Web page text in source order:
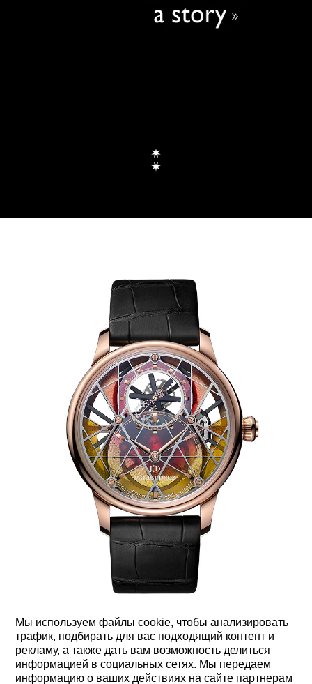
Мы используем файлы cookie, чтобы анализировать
трафик, подбирать для вас подходящий контент и
рекламу, а также дать вам возможность делиться
информацией в социальных сетях. Мы передаем
информацию о ваших действиях на сайте партнерам
GRANDE SECONDE SKELET-ONE TOURBILLON
J013523243